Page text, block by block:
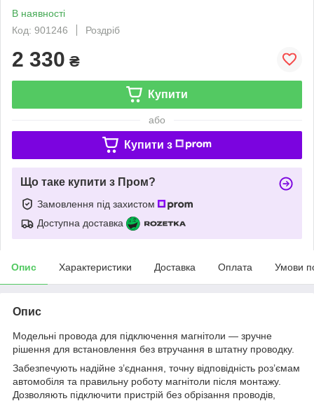
В наявності
Код: 901246
Роздріб
2 330 ₴
Купити
або
Купити з
Що таке купити з Пром?
Замовлення під захистом
Доступна доставка
Опис Характеристики Доставка Оплата Умови
Опис
Модельні провода для підключення магнітоли — зручне
рішення для встановлення без втручання в штатну проводку.
Забезпечують надійне з’єднання, точну відповідність роз’ємам
автомобіля та правильну роботу магнітоли після монтажу.
Дозволяють підключити пристрій без обрізання проводів,